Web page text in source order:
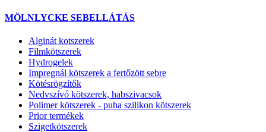
MÖLNLYCKE SEBELLÁTÁS
Alginát kotszerek
Filmkötszerek
Hydrogelek
Impregnál kötszerek a fertőzött sebre
Kötésrögzítők
Nedvszívó kötszerek, habszivacsok
Polimer kötszerek - puha szilikon kötszerek
Prior termékek
Szigetkötszerek